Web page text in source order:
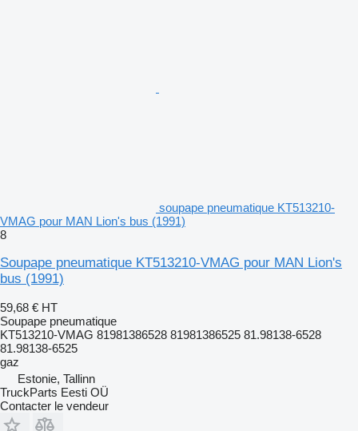
soupape pneumatique KT513210-
VMAG pour MAN Lion's bus (1991)
8
Soupape pneumatique KT513210-VMAG pour MAN Lion's
bus (1991)
59,68 € HT
Soupape pneumatique
KT513210-VMAG 81981386528 81981386525 81.98138-6528
81.98138-6525
gaz
Estonie, Tallinn
TruckParts Eesti OÜ
Contacter le vendeur